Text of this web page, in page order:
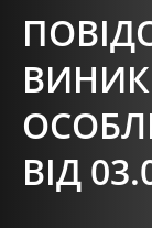
ВІД